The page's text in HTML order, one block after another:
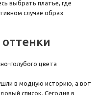
выбрать платье, где
случае образ
в модную историю, а вот
список. Сегодня в